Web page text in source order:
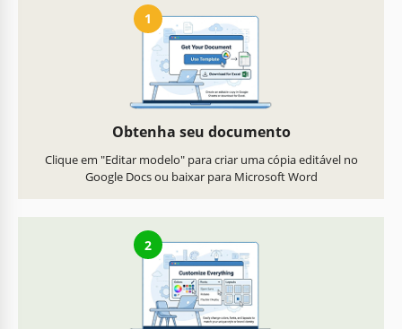
1
Obtenha seu documento
Clique em "Editar modelo" para criar uma cópia editável no
Google Docs ou baixar para Microsoft Word
2